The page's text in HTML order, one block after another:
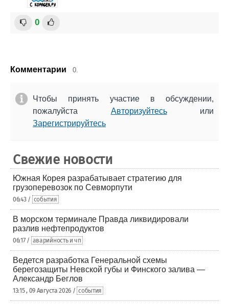
0
Комментарии 0.
Чтобы принять участие в обсуждении,
пожалуйста Авторизуйтесьили
Зарегистрируйтесь
Свежие новости
Южная Корея разрабатывает стратегию для
грузоперевозок по Севморпути
06:43 / события
В морском терминале Правда ликвидировали
разлив нефтепродуктов
06:17 / аварийность и чп
Ведется разработка Генеральной схемы
берегозащиты Невской губы и Финского залива —
Александр Беглов
13:15 , 09 Августа 2026 / события